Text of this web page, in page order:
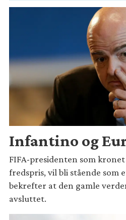
Infantino og
FIFA-presidenten som
fredspris, vil bli stående som
bekrefter at den gamle
avsluttet.